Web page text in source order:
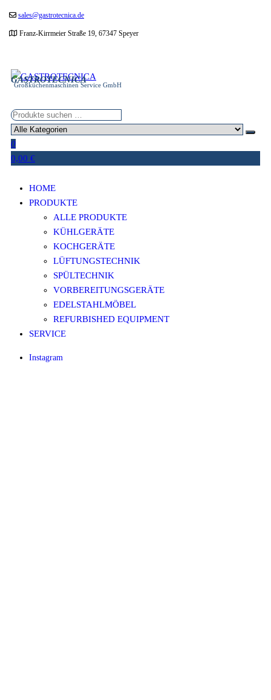
Zumsales@gastrotecnica.de
Franz-Kirrmeier Straße 19, 67347 Speyer
GASTROTECNICA
Großküchenmaschinen Service GmbH
0
0,00 €
HOME
PRODUKTE
ALLE PRODUKTE
KÜHLGERÄTE
KOCHGERÄTE
LÜFTUNGSTECHNIK
SPÜLTECHNIK
VORBEREITUNGSGERÄTE
EDELSTAHLMÖBEL
REFURBISHED EQUIPMENT
SERVICE
Instagram